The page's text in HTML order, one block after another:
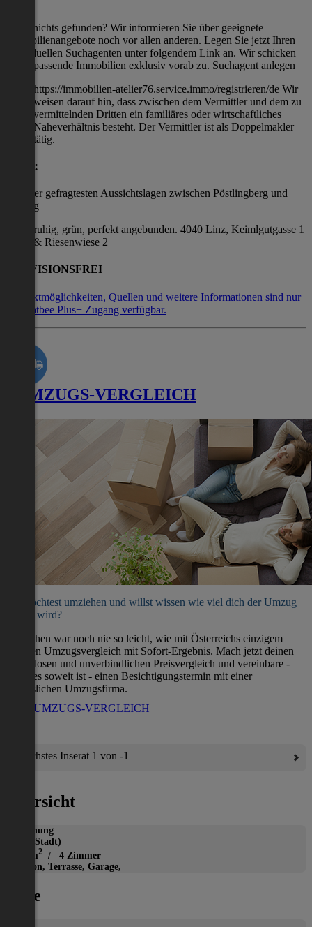
Noch nichts gefunden? Wir informieren Sie über geeignete
Immobilienangebote noch vor allen anderen. Legen Sie jetzt Ihren
individuellen Suchagenten unter folgendem Link an. Wir schicken
Ihnen passende Immobilien exklusiv vorab zu. Suchagent anlegen
https://immobilien-atelier76.service.immo/registrieren/de Wir
weisen darauf hin, dass zwischen dem Vermittler und dem zu
vermittelnden Dritten ein familiäres oder wirtschaftliches
Naheverhältnis besteht. Der Vermittler ist als Doppelmakler
tätig.
Lage:
Eine der gefragtesten Aussichtslagen zwischen Pöstlingberg und
Auberg
ruhig, grün, perfekt angebunden. 4040 Linz, Keimlgutgasse 1
& Riesenwiese 2
PROVISIONSFREI
Kontaktmöglichkeiten, Quellen und weitere Informationen sind nur
mit Flatbee Plus+ Zugang verfügbar.
UMZUGS-VERGLEICH
Du möchtest umziehen und willst wissen wie viel dich der Umzug
kosten wird?
Umziehen war noch nie so leicht, wie mit Österreichs einzigem
direkten Umzugsvergleich mit Sofort-Ergebnis. Mach jetzt deinen
kostenlosen und unverbindlichen Preisvergleich und vereinbare -
wenn es soweit ist - einen Besichtigungstermin mit einer
verlässlichen Umzugsfirma.
ZUM UMZUGS-VERGLEICH
Nächstes Inserat 1 von -1
Übersicht
Wohnung
Linz(Stadt)
172 m2 / 4 Zimmer
Balkon, Terrasse, Garage,
Lage